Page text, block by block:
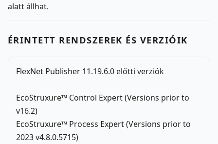
alatt állhat.
ÉRINTETT RENDSZEREK ÉS VERZIÓIK
FlexNet Publisher 11.19.6.0 előtti verziók
EcoStruxure™ Control Expert (Versions prior to
v16.2)
EcoStruxure™ Process Expert (Versions prior to
2023 v4.8.0.5715)